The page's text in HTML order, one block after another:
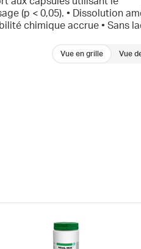
(p < 0,05). • Dissolution
chimique accrue • Sans
Vue en grille Vue